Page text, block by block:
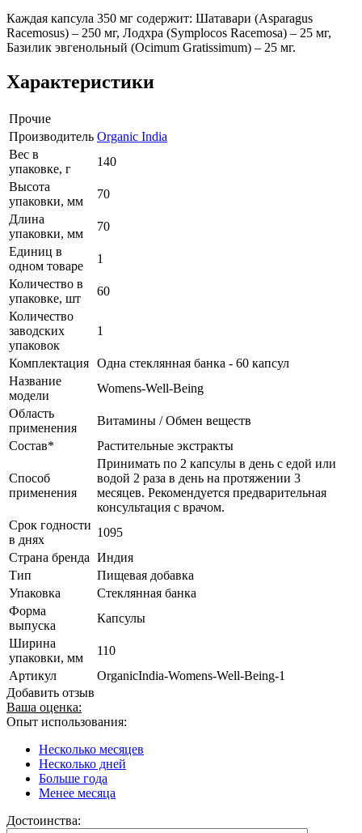
Каждая капсула 350 мг содержит: Шатавари (Asparagus
Racemosus) – 250 мг, Лодхра (Symplocos Racemosa) – 25 мг,
Базилик эвгенольный (Ocimum Gratissimum) – 25 мг.
Характеристики
Прочие
Производитель Organic India
Вес в
упаковке, г
140
Высота
упаковки, мм
70
Длина
упаковки, мм
70
Единиц в
одном товаре
1
Количество в
упаковке, шт
60
Количество
заводских
упаковок
1
Комплектация Одна стеклянная банка - 60 капсул
Название
модели
Womens-Well-Being
Область
применения
Витамины / Обмен веществ
Состав*
Растительные экстракты
Способ
применения
Принимать по 2 капсулы в день с едой или
водой 2 раза в день на протяжении 3
месяцев. Рекомендуется предварительная
консультация с врачом.
Срок годности
в днях
1095
Страна бренда Индия
Тип
Пищевая добавка
Упаковка
Стеклянная банка
Форма
выпуска
Капсулы
Ширина
упаковки, мм
110
Артикул
OrganicIndia-Womens-Well-Being-1
Добавить отзыв
Ваша оценка:
Опыт использования:
Несколько месяцев
Несколько дней
Больше года
Менее месяца
Достоинства: